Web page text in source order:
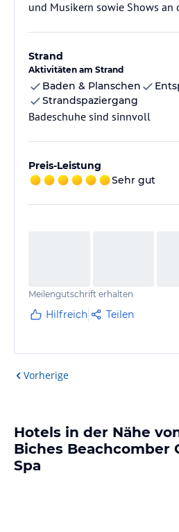
und Musikern sowie Shows an
Strand
Aktivitäten am Strand
Baden & Planschen
Strandspaziergang
Badeschuhe sind sinnvoll
Preis-Leistung
Sehr gut
Meilengutschrift erhalten
Hilfreich Teilen
Vorherige
Hotels in der Nähe
Biches Beachcomber
Spa